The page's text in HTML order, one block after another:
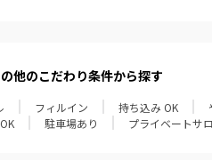
他のこだわり条件から探す
フィルイン 持ち込み OK
駐車場あり プライベートサ